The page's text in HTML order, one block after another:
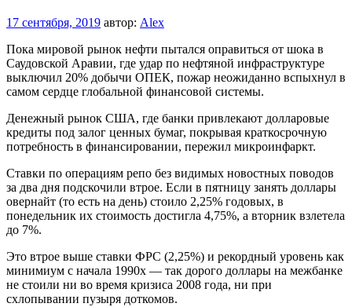
17 сентября, 2019 автор: Alex
Пока мировой рынок нефти пытался оправиться от шока в
Саудовской Аравии, где удар по нефтяной инфраструктуре
выключил 20% добычи ОПЕК, пожар неожиданно вспыхнул в
самом сердце глобальной финансовой системы.
Денежный рынок США, где банки привлекают долларовые
кредиты под залог ценных бумаг, покрывая краткосрочную
потребность в финансировании, пережил микроинфаркт.
Ставки по операциям репо без видимых новостных поводов
за два дня подскочили втрое. Если в пятницу занять доллары
овернайт (то есть на день) стоило 2,25% годовых, в
понедельник их стоимость достигла 4,75%, а вторник взлетела
до 7%.
Это втрое выше ставки ФРС (2,25%) и рекордный уровень как
минимиум с начала 1990х — так дорого доллары на межбанке
не стоили ни во время кризиса 2008 года, ни при
схлопывании пузыря доткомов.